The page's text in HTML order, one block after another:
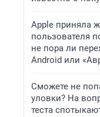
Apple приняла
пользователя
не пора ли
Android или
Сможете не
уловки? На
теста